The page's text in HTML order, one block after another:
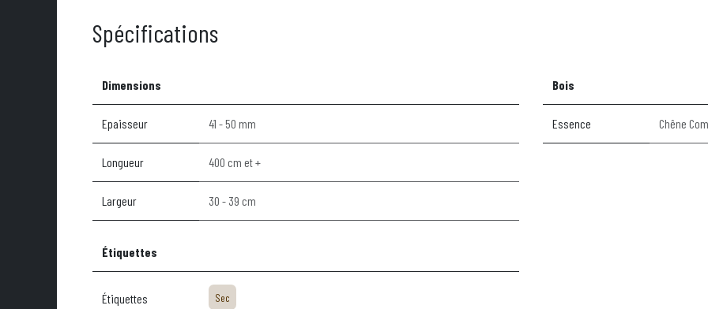
Spécifications
Dimensions
Epaisseur 41 - 50 mm
Longueur 400 cm et +
Largeur 30 - 39 cm
Bois
Essence Chêne
Étiquettes
Étiquettes Sec